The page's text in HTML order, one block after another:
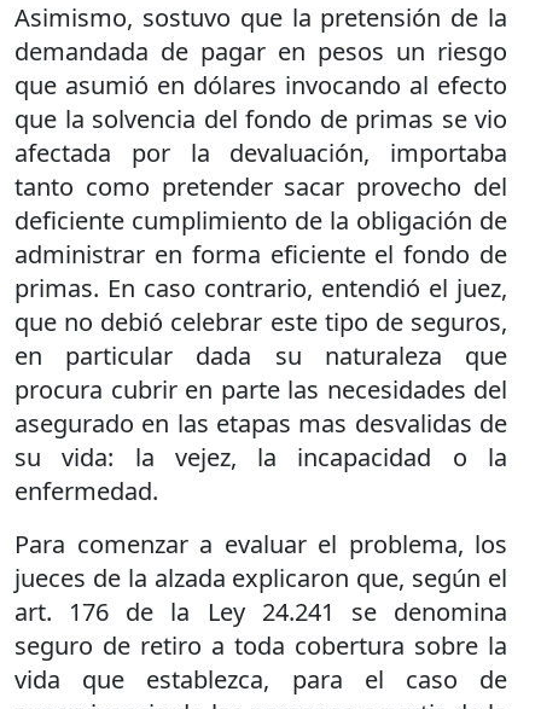
Asimismo, sostuvo que la pretensión de la
demandada de pagar en pesos un riesgo
que asumió en dólares invocando al efecto
que la solvencia del fondo de primas se vio
afectada por la devaluación, importaba
tanto como pretender sacar provecho del
deficiente cumplimiento de la obligación de
administrar en forma eficiente el fondo de
primas. En caso contrario, entendió el juez,
que no debió celebrar este tipo de seguros,
en particular dada su naturaleza que
procura cubrir en parte las necesidades del
asegurado en las etapas mas desvalidas de
su vida: la vejez, la incapacidad o la
enfermedad.
Para comenzar a evaluar el problema, los
jueces de la alzada explicaron que, según el
art. 176 de la Ley 24.241 se denomina
seguro de retiro a toda cobertura sobre la
vida que establezca, para el caso de